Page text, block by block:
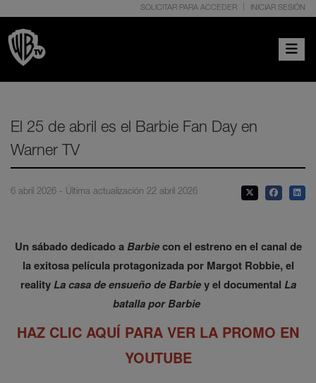
SOLICITAR PARA ACCEDER INICIAR SESIÓN
Toggle
El 25 de abril es el Barbie Fan Day en
Warner TV
6 abril 2026 - Última actualización 22 abril 2026
Un sábado dedicado aBarbiecon el estreno en el canal de
la exitosa película protagonizada por Margot Robbie, el
realityLa casa de ensueño de Barbiey el documental La
batalla por Barbie
HAZ CLIC AQUÍ PARA VER LA PROMO EN
YOUTUBE